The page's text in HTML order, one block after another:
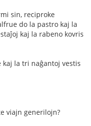
sin, reciproke
do la pastro kaj la
kaj la rabeno kovris
la tri naĝantoj vestis
viajn generilojn?